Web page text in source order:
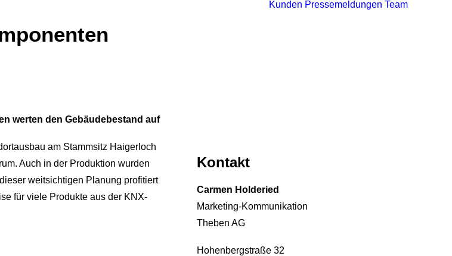
Kunden Pressemeldungen Team
werten den Gebäudebestand auf
am Stammsitz Haigerloch
Auch in der Produktion wurden
weitsichtigen Planung profitiert
für viele Produkte aus der KNX-
Kontakt
Carmen Holderied
Marketing-Kommunikation
Theben AG
Hohenbergstraße 32